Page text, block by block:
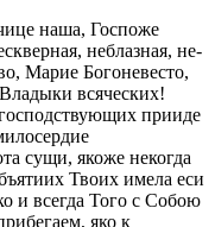
наша, Госпоже
неблазная, не­
Марие Богоневесто,
вся­ческих!
прииде
сущи, якоже некогда
Твоих имела еси
и всегда Того с Собою
яко к